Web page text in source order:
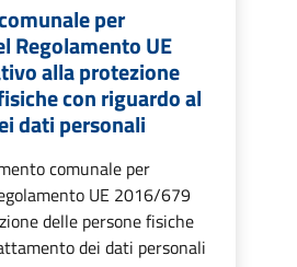
per
Regolamento UE
alla protezione
con riguardo al
dati personali
comunale per
UE 2016/679
delle persone fisiche
dei dati personali